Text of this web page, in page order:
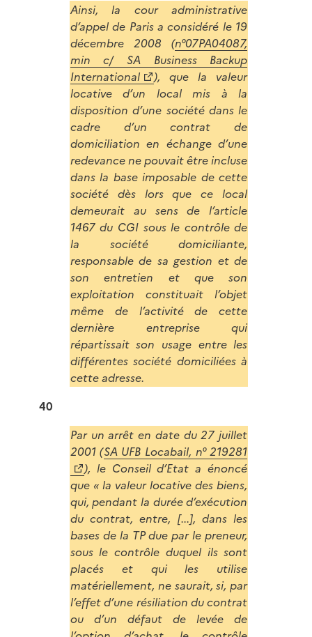
Ainsi, la cour administrative
d’appel de Paris a considéré le 19
décembre 2008 (n°07PA04087,
min c/ SA Business Backup
International
), que la valeur
locative d’un local mis à la
disposition d’une société dans le
cadre d’un contrat de
domiciliation en échange d’une
redevance ne pouvait être incluse
dans la base imposable de cette
société dès lors que ce local
demeurait au sens de l’article
1467 du CGI sous le contrôle de
la société domiciliante,
responsable de sa gestion et de
son entretien et que son
exploitation constituait l’objet
même de l’activité de cette
dernière entreprise qui
répartissait son usage entre les
différentes société domiciliées à
cette adresse.
40
Par un arrêt en date du 27 juillet
2001 (SA UFB Locabail, n° 219281
), le Conseil d’Etat a énoncé
que « la valeur locative des biens,
qui, pendant la durée d’exécution
du contrat, entre, [...], dans les
bases de la TP due par le preneur,
sous le contrôle duquel ils sont
placés et qui les utilise
matériellement, ne saurait, si, par
l’effet d’une résiliation du contrat
ou d’un défaut de levée de